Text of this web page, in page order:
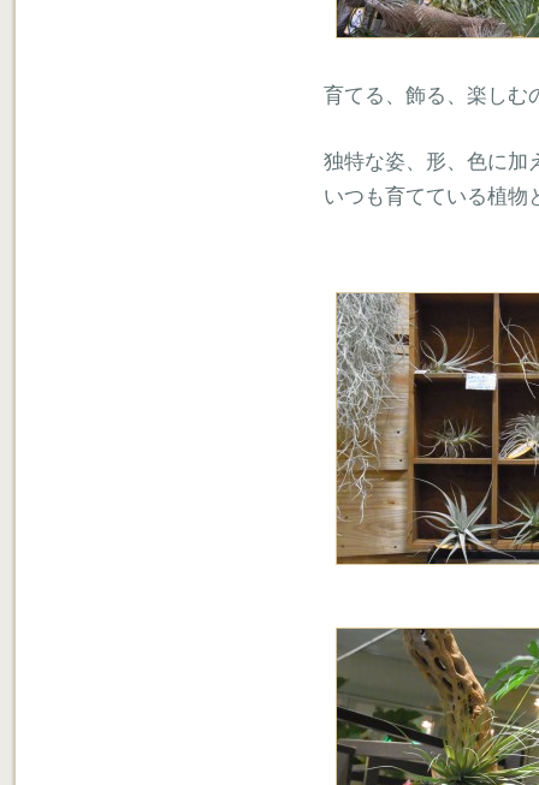
育てる、飾る、楽しむ
独特な姿、形、色に加
いつも育てている植物